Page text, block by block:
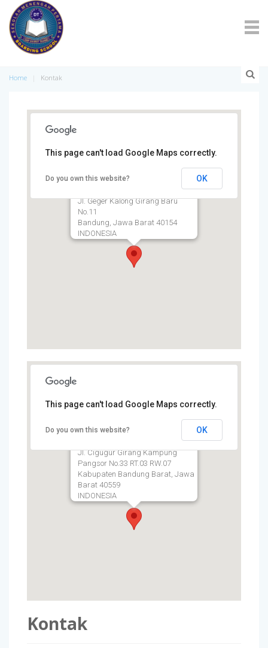
Home Kontak
SMP DAARUT TAUHIID
BOARDING SCHOOL Kampus 1
Jl. Geger Kalong Girang Baru
No.11
Bandung, Jawa Barat 40154
INDONESIA
This page can't load Google Maps correctly.
Do you own this website? OK
SMP DAARUT TAUHIID
BOARDING SCHOOL Kampus 2
Jl. Cigugur Girang Kampung
Pangsor No.33 RT.03 RW.07
Kabupaten Bandung Barat, Jawa
Barat 40559
INDONESIA
This page can't load Google Maps correctly.
Do you own this website? OK
Kontak